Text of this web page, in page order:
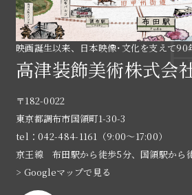
映画誕生以来、日本映像･文化を支えて90
高津装飾美術株式会
〒182-0022
東京都調布市国領町1-30-3
tel：042-484-1161（9:00〜17:00）
京王線 布田駅から徒歩5分、国領駅から
> Googleマップで見る